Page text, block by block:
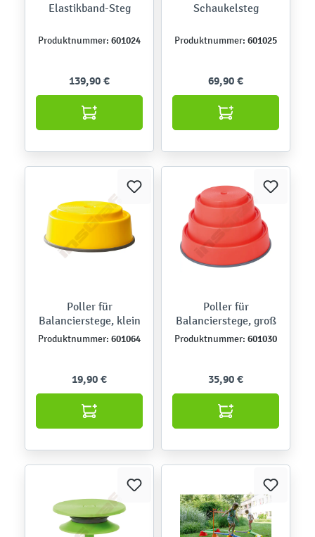
Elastikband-Steg
Produktnummer: 601024
139,90 €
Schaukelsteg
Produktnummer: 601025
69,90 €
Poller für
Balancierstege, klein
Produktnummer: 601064
19,90 €
Poller für
Balancierstege, groß
Produktnummer: 601030
35,90 €